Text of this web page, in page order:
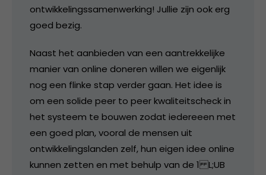
ontwikkelingssamenwerking! Jullie zijn ook erg
goed bezig.
Naast het aanbieden van een aantrekkelijke
manier van online doneren willen we eigenlijk
nog een flinke stap verder gaan. Het idee is
om een solide peer to peer kwaliteitscheck in
het systeem te bouwen zodat iedereeen met
een goed plan, vooral de mensen uit
ontwikkelingslanden zelf, hun eigen idee online
kunnen zetten en met behulp van de 1 L;UB